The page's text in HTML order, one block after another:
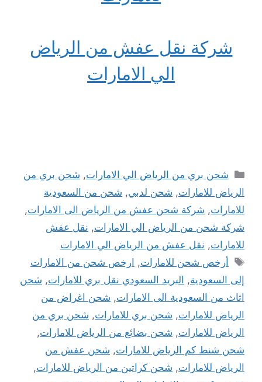
شركة نقل عفش من الرياض
الي الامارات
التصنيفات
شحن بري من الرياض الي الامارات, شحن بري من
الرياض للامارات, شحن لدبي, شحن من السعودية
للامارات, شركة شحن عفش من الرياض الى الامارات,
شركة شحن من الرياض الي الامارات, نقل عفش
للامارات, نقل عفش من الرياض الي الامارات
الوسوم
أرخص شحن للامارات, ارخص شحن من الامارات
إلى السعودية, البريد السعودي نقل بري للامارات, شحن
اثاث من السعودية الى الامارات, شحن اغراض من
الرياض للامارات, شحن بري للامارات, شحن بري من
الرياض للامارات, شحن بضائع من الرياض للامارات,
شحن شنط كم الرياض للامارات, شحن عفش من
الرياض للامارات, شحن كراتين من الرياض للامارات,